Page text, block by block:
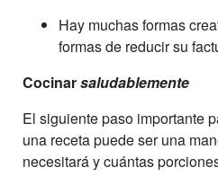
Hay muchas formas
formas de reducir su
Cocinarsaludablemente
El siguiente paso importante
una receta puede ser una
necesitará y cuántas